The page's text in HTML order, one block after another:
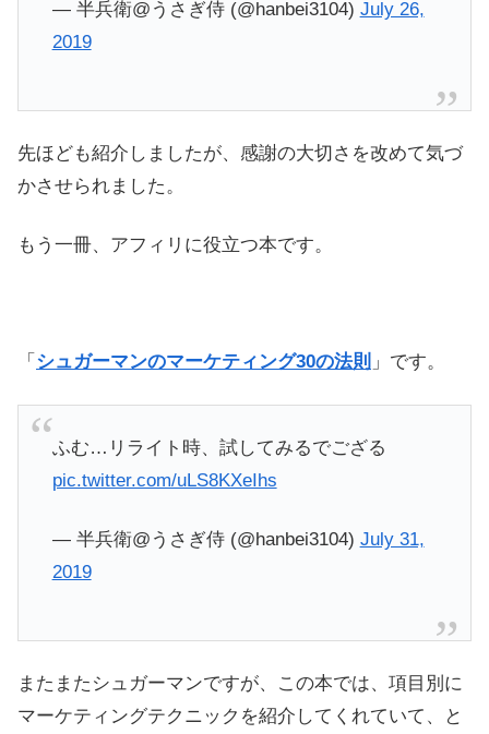
— 半兵衛@うさぎ侍 (@hanbei3104) July 26,
2019
先ほども紹介しましたが、感謝の大切さを改めて気づ
かさせられました。
もう一冊、アフィリに役立つ本です。
「 シュガーマンのマーケティング30の法則 」です。
ふむ…リライト時、試してみるでござる
pic.twitter.com/uLS8KXeIhs
— 半兵衛@うさぎ侍 (@hanbei3104) July 31,
2019
またまたシュガーマンですが、この本では、項目別に
マーケティングテクニックを紹介してくれていて、と